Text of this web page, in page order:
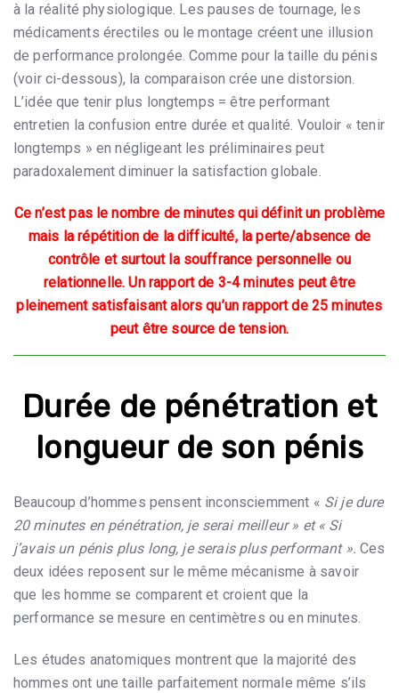
à la réalité physiologique. Les pauses de tournage, les
médicaments érectiles ou le montage créent une illusion
de performance prolongée. Comme pour la taille du pénis
(voir ci-dessous), la comparaison crée une distorsion.
L’idée que tenir plus longtemps = être performant
entretien la confusion entre durée et qualité. Vouloir « tenir
longtemps » en négligeant les préliminaires peut
paradoxalement diminuer la satisfaction globale.
Ce n’est pas le nombre de minutes qui définit un problème
mais la répétition de la difficulté, la perte/absence de
contrôle et surtout la souffrance personnelle ou
relationnelle. Un rapport de 3-4 minutes peut être
pleinement satisfaisant alors qu’un rapport de 25 minutes
peut être source de tension.
Durée de pénétration et
longueur de son pénis
Beaucoup d’hommes pensent inconsciemment « Si je dure
20 minutes en pénétration, je serai meilleur » et « Si
j’avais un pénis plus long, je serais plus performant ».Ces
deux idées reposent sur le même mécanisme à savoir
que les homme se comparent et croient que la
performance se mesure en centimètres ou en minutes.
Les études anatomiques montrent que la majorité des
hommes ont une taille parfaitement normale même s’ils